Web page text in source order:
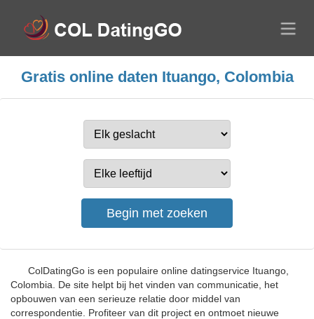
Gratis online daten Ituango, Colombia
ColDatingGo is een populaire online datingservice Ituango,
Colombia. De site helpt bij het vinden van communicatie, het
opbouwen van een serieuze relatie door middel van
correspondentie. Profiteer van dit project en ontmoet nieuwe